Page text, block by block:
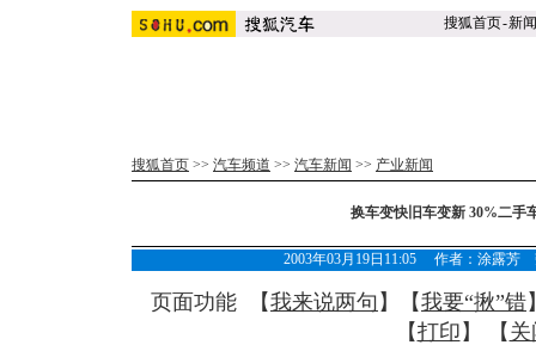
搜狐首页-新闻
搜狐首页 >> 汽车频道 >> 汽车新闻 >> 产业新闻
换车变快旧车变新 30%二手
2003年03月19日11:05 作者：涂露
页面功能 【我来说两句 】【我要“揪”错
【打印 】 【 关